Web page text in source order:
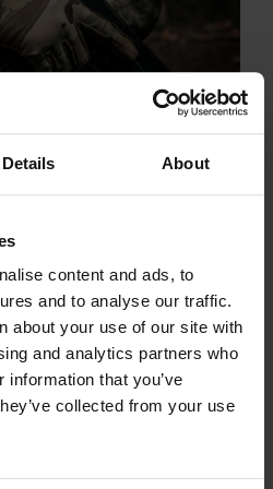
Details About
content and ads, to
and to analyse our traffic.
about your use of our site with
and analytics partners who
that you’ve
collected from your use